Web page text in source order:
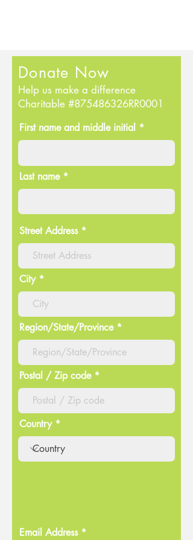
Donate Now
Help us make a difference
Charitable #875486326RR0001
First name and middle initial *
Last name *
Street Address
City
Region/State/Province
Postal / Zip code
Country
Email Address